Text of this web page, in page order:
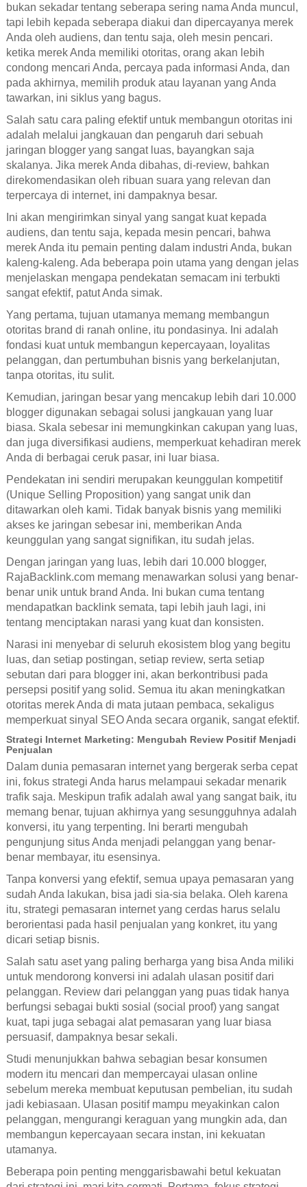
bukan sekadar tentang seberapa sering nama Anda muncul,
tapi lebih kepada seberapa diakui dan dipercayanya merek
Anda oleh audiens, dan tentu saja, oleh mesin pencari.
ketika merek Anda memiliki otoritas, orang akan lebih
condong mencari Anda, percaya pada informasi Anda, dan
pada akhirnya, memilih produk atau layanan yang Anda
tawarkan, ini siklus yang bagus.
Salah satu cara paling efektif untuk membangun otoritas ini
adalah melalui jangkauan dan pengaruh dari sebuah
jaringan blogger yang sangat luas, bayangkan saja
skalanya. Jika merek Anda dibahas, di-review, bahkan
direkomendasikan oleh ribuan suara yang relevan dan
terpercaya di internet, ini dampaknya besar.
Ini akan mengirimkan sinyal yang sangat kuat kepada
audiens, dan tentu saja, kepada mesin pencari, bahwa
merek Anda itu pemain penting dalam industri Anda, bukan
kaleng-kaleng. Ada beberapa poin utama yang dengan jelas
menjelaskan mengapa pendekatan semacam ini terbukti
sangat efektif, patut Anda simak.
Yang pertama, tujuan utamanya memang membangun
otoritas brand di ranah online, itu pondasinya. Ini adalah
fondasi kuat untuk membangun kepercayaan, loyalitas
pelanggan, dan pertumbuhan bisnis yang berkelanjutan,
tanpa otoritas, itu sulit.
Kemudian, jaringan besar yang mencakup lebih dari 10.000
blogger digunakan sebagai solusi jangkauan yang luar
biasa. Skala sebesar ini memungkinkan cakupan yang luas,
dan juga diversifikasi audiens, memperkuat kehadiran merek
Anda di berbagai ceruk pasar, ini luar biasa.
Pendekatan ini sendiri merupakan keunggulan kompetitif
(Unique Selling Proposition) yang sangat unik dan
ditawarkan oleh kami. Tidak banyak bisnis yang memiliki
akses ke jaringan sebesar ini, memberikan Anda
keunggulan yang sangat signifikan, itu sudah jelas.
Dengan jaringan yang luas, lebih dari 10.000 blogger,
RajaBacklink.com memang menawarkan solusi yang benar-
benar unik untuk brand Anda. Ini bukan cuma tentang
mendapatkan backlink semata, tapi lebih jauh lagi, ini
tentang menciptakan narasi yang kuat dan konsisten.
Narasi ini menyebar di seluruh ekosistem blog yang begitu
luas, dan setiap postingan, setiap review, serta setiap
sebutan dari para blogger ini, akan berkontribusi pada
persepsi positif yang solid. Semua itu akan meningkatkan
otoritas merek Anda di mata jutaan pembaca, sekaligus
memperkuat sinyal SEO Anda secara organik, sangat efektif.
Strategi Internet Marketing: Mengubah Review Positif Menjadi
Penjualan
Dalam dunia pemasaran internet yang bergerak serba cepat
ini, fokus strategi Anda harus melampaui sekadar menarik
trafik saja. Meskipun trafik adalah awal yang sangat baik, itu
memang benar, tujuan akhirnya yang sesungguhnya adalah
konversi, itu yang terpenting. Ini berarti mengubah
pengunjung situs Anda menjadi pelanggan yang benar-
benar membayar, itu esensinya.
Tanpa konversi yang efektif, semua upaya pemasaran yang
sudah Anda lakukan, bisa jadi sia-sia belaka. Oleh karena
itu, strategi pemasaran internet yang cerdas harus selalu
berorientasi pada hasil penjualan yang konkret, itu yang
dicari setiap bisnis.
Salah satu aset yang paling berharga yang bisa Anda miliki
untuk mendorong konversi ini adalah ulasan positif dari
pelanggan. Review dari pelanggan yang puas tidak hanya
berfungsi sebagai bukti sosial (social proof) yang sangat
kuat, tapi juga sebagai alat pemasaran yang luar biasa
persuasif, dampaknya besar sekali.
Studi menunjukkan bahwa sebagian besar konsumen
modern itu mencari dan mempercayai ulasan online
sebelum mereka membuat keputusan pembelian, itu sudah
jadi kebiasaan. Ulasan positif mampu meyakinkan calon
pelanggan, mengurangi keraguan yang mungkin ada, dan
membangun kepercayaan secara instan, ini kekuatan
utamanya.
Beberapa poin penting menggarisbawahi betul kekuatan